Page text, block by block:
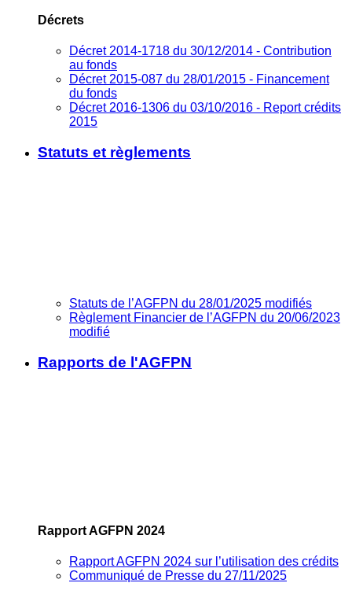
Décrets
Décret 2014-1718 du 30/12/2014 - Contribution
au fonds
Décret 2015-087 du 28/01/2015 - Financement
du fonds
Décret 2016-1306 du 03/10/2016 - Report crédits
2015
Statuts et règlements
Statuts de l’AGFPN du 28/01/2025 modifiés
Règlement Financier de l’AGFPN du 20/06/2023
modifié
Rapports de l'AGFPN
Rapport AGFPN 2024
Rapport AGFPN 2024 sur l’utilisation des crédits
Communiqué de Presse du 27/11/2025